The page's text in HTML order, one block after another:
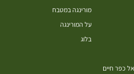
כפר חיים
מורינגה במטבח
על המורינגה
בלוג